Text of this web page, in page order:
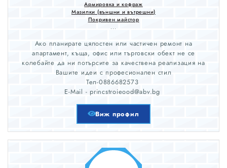
Армировка и кофраж
Мазилки (външни и вътрешни)
Покривен майстор
...
Ако планирате цялостен или частичен ремонт на
апартамент, къща, офис или търговски обект не се
колебайте да ни потърсите за качествена реализация на
Вашите идеи с професионален стил
Тел-0886682573
E-Mail - princstroieood@abv.bg
Виж профил